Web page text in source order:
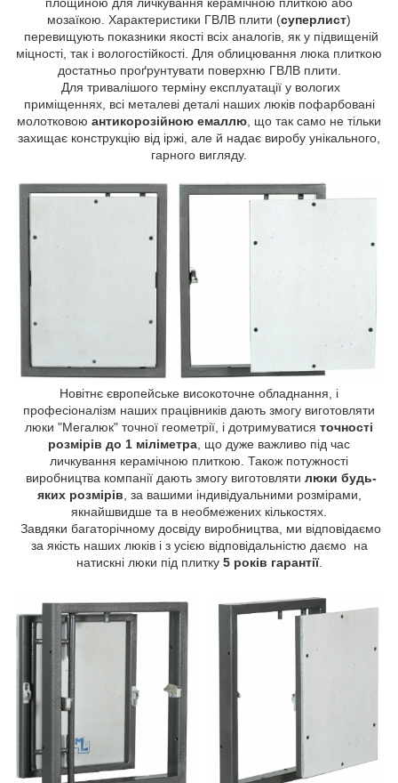
мозаїкою. Характеристики ГВЛВ плити (суперлист)
перевищують показники якості всіх аналогів, як у підвищеній
міцності, так і вологостійкості. Для облицювання люка плиткою
достатньо проґрунтувати поверхню ГВЛВ плити.
Для тривалішого терміну експлуатації у вологих
приміщеннях, всі металеві деталі наших люків пофарбовані
молотковою антикорозійною емаллю , що так само не тільки
захищає конструкцію від іржі, але й надає виробу унікального,
гарного вигляду.
Новітнє європейське високоточне обладнання, і
професіоналізм наших працівників дають змогу виготовляти
люки "Мегалюк" точної геометрії, і дотримуватися точності
розмірів до 1 міліметра , що дуже важливо під час
личкування керамічною плиткою. Також потужності
виробництва компанії дають змогу виготовляти люки будь-
яких розмірів , за вашими індивідуальними розмірами,
якнайшвидше та в необмежених кількостях.
Завдяки багаторічному досвіду виробництва, ми відповідаємо
за якість наших люків і з усією відповідальністю даємо на
натискні люки під плитку 5 років гарантії.